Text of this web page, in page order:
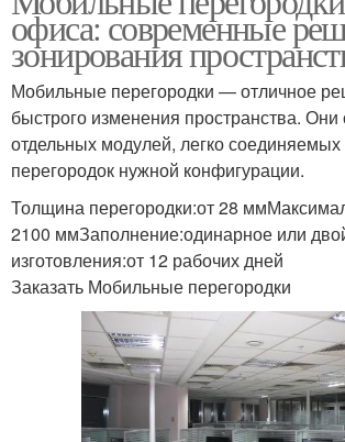
офиса: современные
зонирования
Мобильные перегородки — отличное
быстрого изменения пространства. Они
отдельных модулей, легко
перегородок нужной конфигурации.
Толщина перегородки:от 28
2100 ммЗаполнение:одинарное или
изготовления:от 12 рабочих дней
Заказать Мобильные перегородки